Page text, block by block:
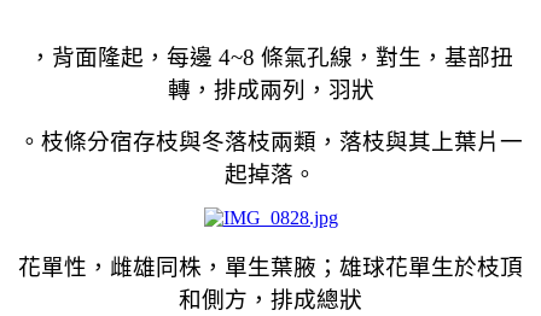
，背面隆起，每邊 4~8 條氣孔線，對生，基部扭
轉，排成兩列，羽狀
。枝條分宿存枝與冬落枝兩類，落枝與其上葉片一
起掉落。
花單性，雌雄同株，單生葉腋；雄球花單生於枝頂
和側方，排成總狀